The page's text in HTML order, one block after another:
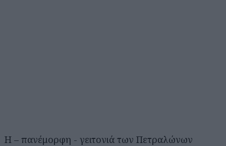
Η – πανέμορφη - γειτονιά των Πετραλώνων